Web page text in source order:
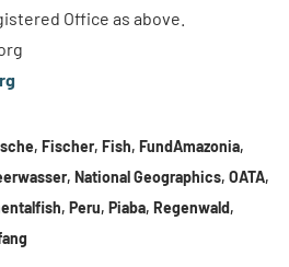
Office as above.
, Fischer, Fish, FundAmazonia,
, National Geographics, OATA,
, Peru, Piaba, Regenwald,